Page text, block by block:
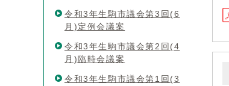
令和3年生駒市議会第3回(6
月)定例会議案
令和3年生駒市議会第2回(4
月)臨時会議案
令和3年生駒市議会第1回(3